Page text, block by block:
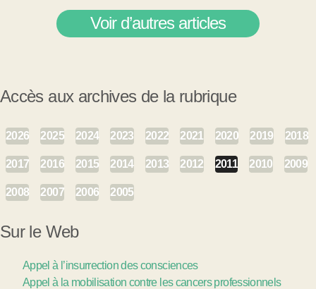
Voir d’autres articles
Accès aux archives de la rubrique
2026 2025 2024 2023 2022 2021 2020 2019 2018
2017 2016 2015 2014 2013 2012 2011 2010 2009
2008 2007 2006 2005
Sur le Web
Appel à l’insurrection des consciences
Appel à la mobilisation contre les cancers professionnels